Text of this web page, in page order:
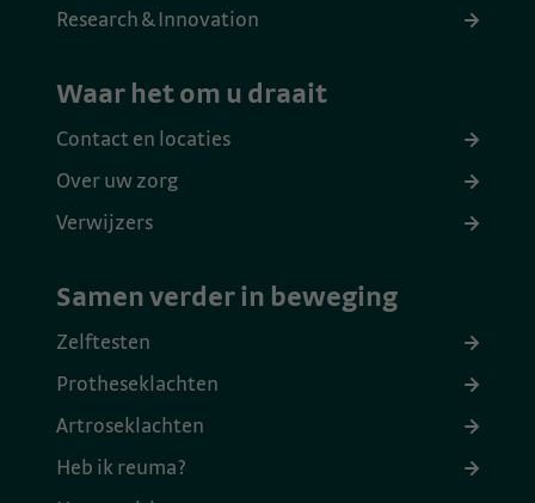
Research & Innovation
Waar het om u draait
Contact en locaties
Over uw zorg
Verwijzers
Samen verder in beweging
Zelftesten
Protheseklachten
Artroseklachten
Heb ik reuma?